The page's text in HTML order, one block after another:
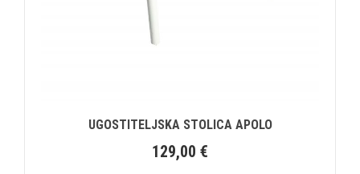
UGOSTITELJSKA STOLICA APOLO
129,00 €